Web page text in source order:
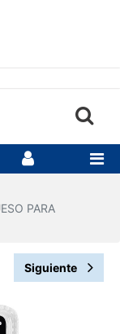
PARA
Siguiente